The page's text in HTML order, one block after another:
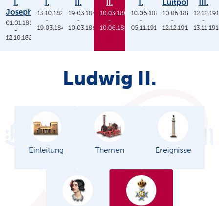
I.
Joseph
01.01.1806
-
12.10.1825
I.
13.10.1825
-
19.03.1848
II.
19.03.1848
-
10.03.1864
II.
10.03.1864
-
10.06.1886
I.
10.06.1886
-
05.11.1913
Luitpold
10.06.1886
-
12.12.1912
III.
-
Ludwig II.
Einleitung Themen Ereignisse